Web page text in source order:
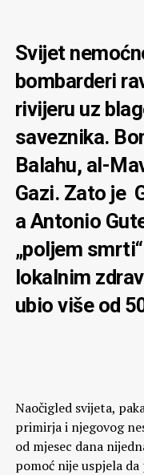
Svijet
bombarderi
rivijeru uz
saveznika.
Balahu, al-
Gazi. Zato je
a Antonio
„poljem
lokalnim
ubio više od
Naočigled svijeta,
primirja i njegovog
od mjesec dana
pomoć nije uspjela